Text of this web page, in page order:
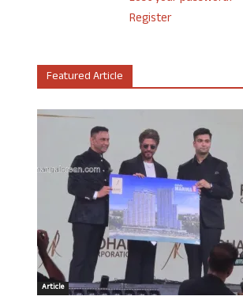
Register
Featured Article
Article